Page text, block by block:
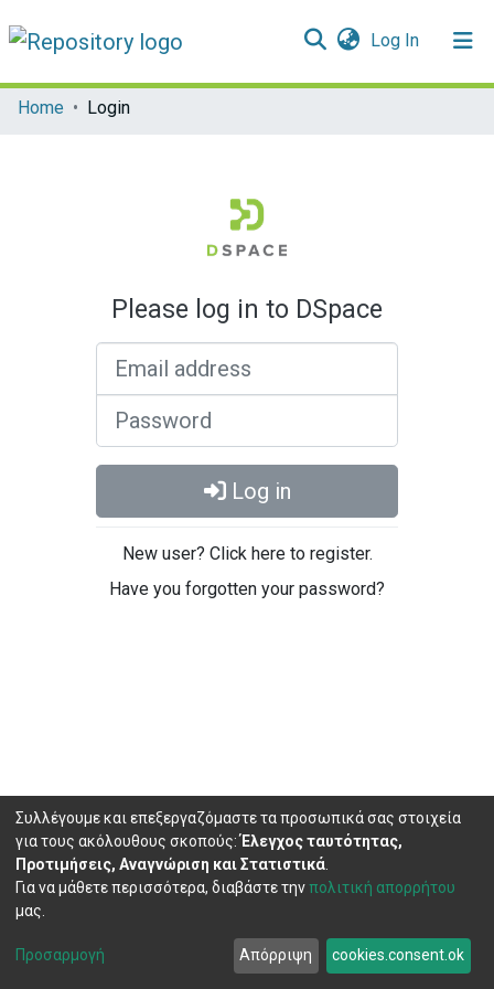
Log In(current)
Communities & Collections
Home Login
Please log in to DSpace
Log in
New user? Click here to register.
Have you forgotten your password?
Cookie
End User
Agreement
Send
Feedback
Συλλέγουμε και επεξεργαζόμαστε τα προσωπικά σας στοιχεία
για τους ακόλουθους σκοπούς:Έλεγχος ταυτότητας,
Προτιμήσεις, Αναγνώριση και Στατιστικά
Για να μάθετε περισσότερα, διαβάστε τηνπολιτική απορρήτου
μας.
Προσαρμογή Απόρριψη cookies.consent.ok